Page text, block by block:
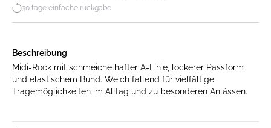
30 tage einfache rückgabe
Beschreibung
Midi-Rock mit schmeichelhafter A-Linie, lockerer Passform
und elastischem Bund. Weich fallend für vielfältige
Tragemöglichkeiten im Alltag und zu besonderen Anlässen.